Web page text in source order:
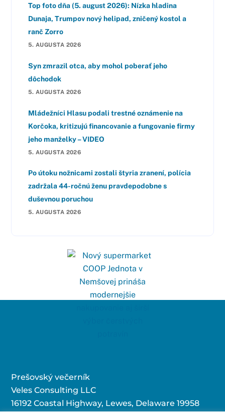
Top foto dňa (5. august 2026): Nízka hladina
Dunaja, Trumpov nový helipad, zničený kostol a
ranč Zorro
5. AUGUSTA 2026
Syn zmrazil otca, aby mohol poberať jeho
dôchodok
5. AUGUSTA 2026
Mládežníci Hlasu podali trestné oznámenie na
Korčoka, kritizujú financovanie a fungovanie firmy
jeho manželky – VIDEO
5. AUGUSTA 2026
Po útoku nožnicami zostali štyria zranení, polícia
zadržala 44-ročnú ženu pravdepodobne s
duševnou poruchou
5. AUGUSTA 2026
Prešovský večerník
Veles Consulting LLC
16192 Coastal Highway, Lewes, Delaware 19958